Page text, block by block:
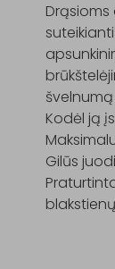
Drąsioms
Kodėl ją
Gilūs